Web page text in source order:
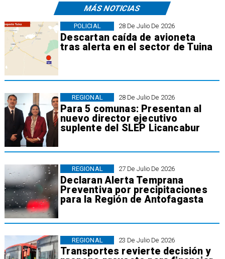
MÁS NOTICIAS
28 De Julio De 2026
Descartan caída de avioneta
tras alerta en el sector de Tuina
POLICIAL
28 De Julio De 2026
Para 5 comunas: Presentan al
nuevo director ejecutivo
suplente del SLEP Licancabur
REGIONAL
27 De Julio De 2026
Declaran Alerta Temprana
Preventiva por precipitaciones
para la Región de Antofagasta
REGIONAL
23 De Julio De 2026
Transportes revierte decisión y
REGIONAL